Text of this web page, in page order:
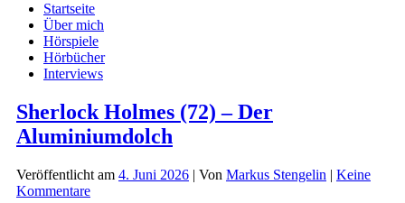
Startseite
Über mich
Hörspiele
Hörbücher
Interviews
Sherlock Holmes (72) – Der
Aluminiumdolch
Veröffentlicht am 4. Juni 2026 | Von Markus Stengelin | Keine
Kommentare